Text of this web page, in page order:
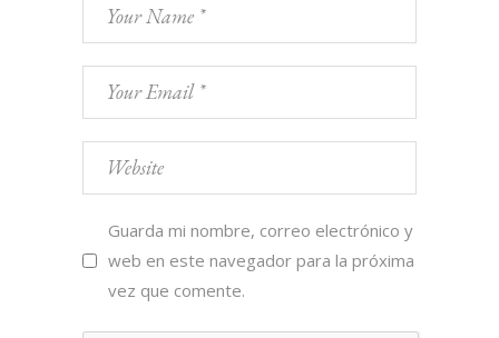
Guarda mi nombre, correo electrónico y
web en este navegador para la próxima
vez que comente.